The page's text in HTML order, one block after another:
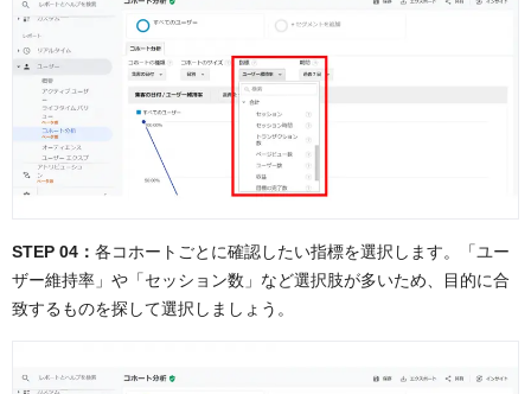
STEP 04： 各コホートごとに確認したい指標を選択します。「ユー
ザー維持率」や「セッション数」など選択肢が多いため、目的に合
致するものを探して選択しましょう。